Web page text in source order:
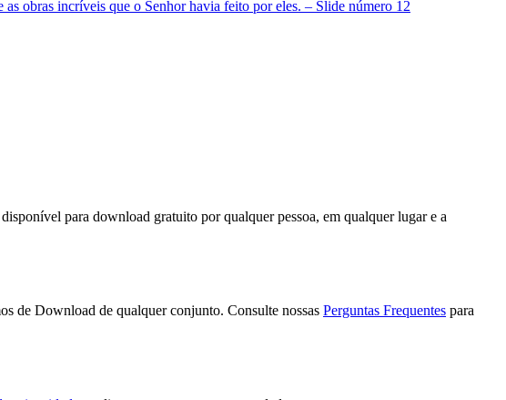
para download gratuito por qualquer pessoa, em qualquer lugar e a
de Download de qualquer conjunto. Consulte nossas Perguntas Frequentes para